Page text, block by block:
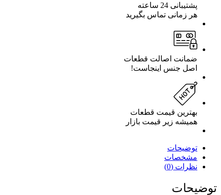
پشتیبانی 24 ساعته
هر زمانی تماس بگیرید
ضمانت اصالت قطعات
اصل جنس اینجاست!
بهترین قیمت قطعات
همیشه زیر قیمت بازار
توضیحات
مشخصات
نظرات (0)
توضیحات